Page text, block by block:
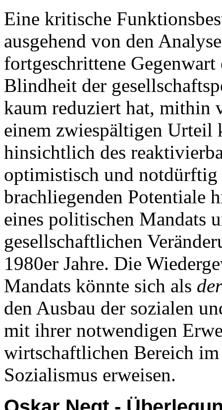
Eine kritische
ausgehend von den
fortgeschrittene
Blindheit der
kaum reduziert hat, mithin
einem zwiespältigen Urteil
hinsichtlich des
optimistisch und
brachliegenden Potentiale
eines politischen Mandats
gesellschaftlichen
1980er Jahre. Die
Mandats könnte sich als der
den Ausbau der sozialen
mit ihrer notwendigen
wirtschaftlichen Bereich
Sozialismus erweisen.